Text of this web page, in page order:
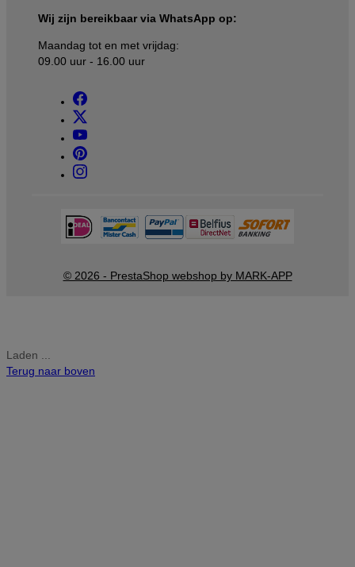
Wij zijn bereikbaar via WhatsApp op:
Maandag tot en met vrijdag:
09.00 uur - 16.00 uur
© 2026 - PrestaShop webshop by MARK-APP
Laden ...
Terug naar boven